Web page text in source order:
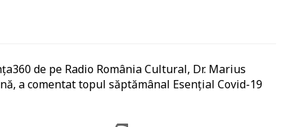
de pe Radio România Cultural, Dr. Marius
a comentat topul săptămânal Esențial Covid-19